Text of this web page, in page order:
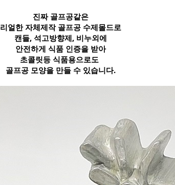
진짜 골프공같은
리얼한 자체제작 골프공 수제몰드로
캔들, 석고방향제, 비누외에
안전하게 식품 인증을 받아
초콜릿등 식품용으로도
골프공 모양을 만들 수 있습니다.